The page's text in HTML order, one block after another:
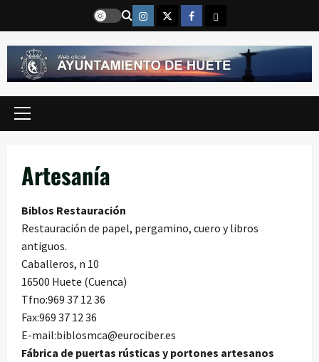
contenido
Instragram
TwitterFacebook
Email
Menú
Artesanía
Biblos Restauración
Restauración de papel, pergamino, cuero y libros
antiguos.
Caballeros, n 10
16500 Huete (Cuenca)
Tfno:969 37 12 36
Fax:969 37 12 36
E-mail:biblosmca@eurociber.es
Fábrica de puertas rústicas y portones artesanos